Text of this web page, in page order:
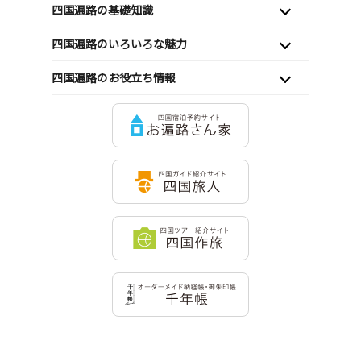
四国遍路の基礎知識
四国遍路のいろいろな魅力
四国遍路のお役立ち情報